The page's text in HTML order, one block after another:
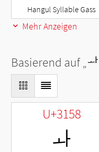
Hangul Syllable Gass
Mehr Anzeigen
Basierend auf „ᅪ
U+3158
ㅘ